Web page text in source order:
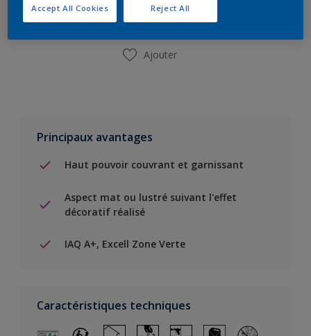
Trouver un magasin
Ajouter
Principaux avantages
Haut pouvoir couvrant et garnissant
Aspect mat ou lustré suivant l'effet
décoratif réalisé
IAQ A+, Excell Zone Verte
Caractéristiques techniques
Reject All
Accept All Cookies